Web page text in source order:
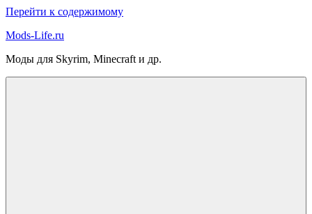
Перейти к содержимому
Mods-Life.ru
Моды для Skyrim, Minecraft и др.